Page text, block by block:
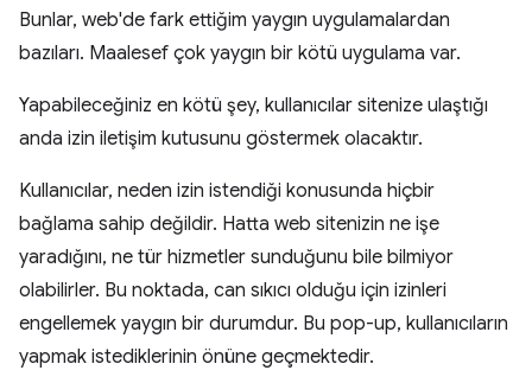
Bunlar, web'de fark ettiğim yaygın uygulamalardan
bazıları. Maalesef çok yaygın bir kötü uygulama var.
Yapabileceğiniz en kötü şey, kullanıcılar sitenize ulaştığı
anda izin iletişim kutusunu göstermek olacaktır.
Kullanıcılar, neden izin istendiği konusunda hiçbir
bağlama sahip değildir. Hatta web sitenizin ne işe
yaradığını, ne tür hizmetler sunduğunu bile bilmiyor
olabilirler. Bu noktada, can sıkıcı olduğu için izinleri
engellemek yaygın bir durumdur. Bu pop-up, kullanıcıların
yapmak istediklerinin önüne geçmektedir.